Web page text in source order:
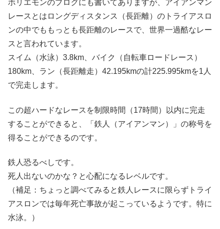
ホリエモンのブログにも書いてありますが、アイアンマン
レースとはロングディスタンス（長距離）のトライアスロ
ンの中でももっとも長距離のレースで、世界一過酷なレー
スと言われています。
スイム（水泳）3.8km、バイク（自転車ロードレース）
180km、ラン（長距離走）42.195kmの計225.995kmを1人
で完走します。
この超ハードなレースを制限時間（17時間）以内に完走
することができると、「鉄人（アイアンマン）」の称号を
得ることができるのです。
鉄人恐るべしです。
死人出ないのかな？と心配になるレベルです。
（補足：ちょっと調べてみると鉄人レースに限らずトライ
アスロンでは毎年死亡事故が起こっているようです。特に
水泳。）